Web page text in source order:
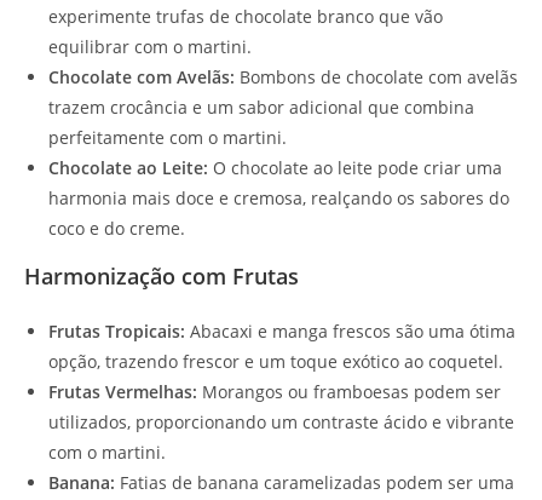
experimente trufas de chocolate branco que vão
equilibrar com o martini.
Chocolate com Avelãs: Bombons de chocolate com avelãs
trazem crocância e um sabor adicional que combina
perfeitamente com o martini.
Chocolate ao Leite: O chocolate ao leite pode criar uma
harmonia mais doce e cremosa, realçando os sabores do
coco e do creme.
Harmonização com Frutas
Frutas Tropicais: Abacaxi e manga frescos são uma ótima
opção, trazendo frescor e um toque exótico ao coquetel.
Frutas Vermelhas: Morangos ou framboesas podem ser
utilizados, proporcionando um contraste ácido e vibrante
com o martini.
Banana: Fatias de banana caramelizadas podem ser uma